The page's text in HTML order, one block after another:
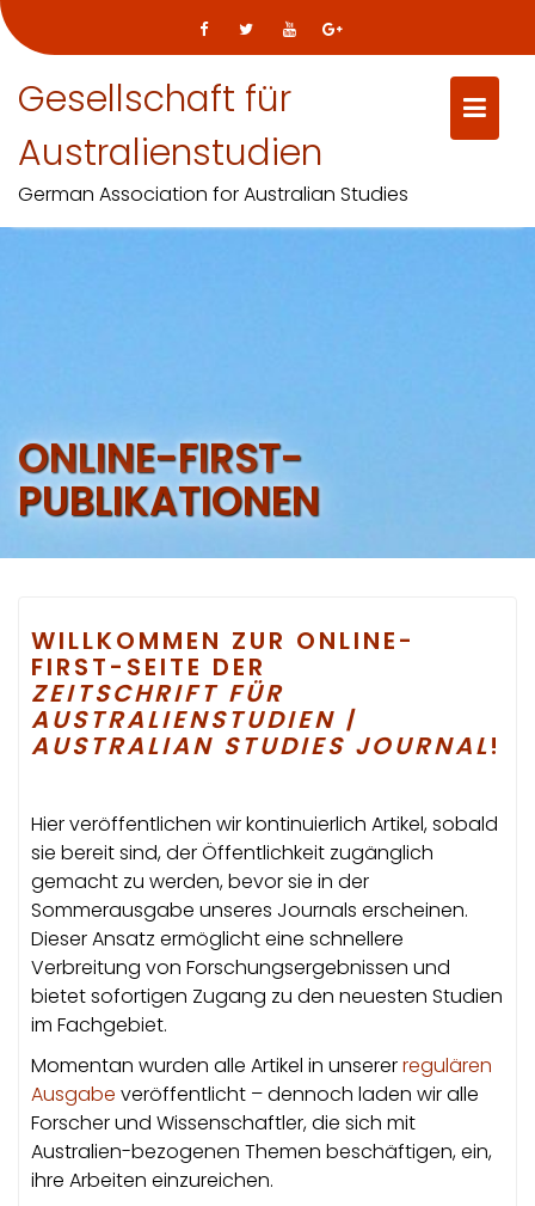
Gesellschaft für
Australienstudien
German Association for Australian Studies
ONLINE-FIRST-
PUBLIKATIONEN
WILLKOMMEN ZUR ONLINE-
FIRST-SEITE DER
ZEITSCHRIFT FÜR
AUSTRALIENSTUDIEN |
AUSTRALIAN STUDIES JOURNAL!
Hier veröffentlichen wir kontinuierlich Artikel, sobald
sie bereit sind, der Öffentlichkeit zugänglich
gemacht zu werden, bevor sie in der
Sommerausgabe unseres Journals erscheinen.
Dieser Ansatz ermöglicht eine schnellere
Verbreitung von Forschungsergebnissen und
bietet sofortigen Zugang zu den neuesten Studien
im Fachgebiet.
Momentan wurden alle Artikel in unsererregulären
Ausgabe veröffentlicht – dennoch laden wir alle
Forscher und Wissenschaftler, die sich mit
Australien-bezogenen Themen beschäftigen, ein,
ihre Arbeiten einzureichen.